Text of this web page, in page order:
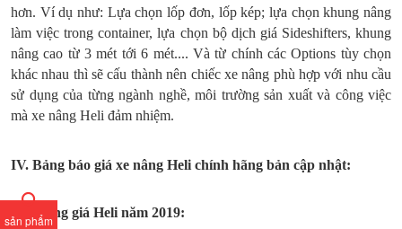
sản phẩm
hơn. Ví dụ như: Lựa chọn lốp đơn, lốp kép; lựa chọn khung nâng
làm việc trong container, lựa chọn bộ dịch giá Sideshifters, khung
nâng cao từ 3 mét tới 6 mét.... Và từ chính các Options tùy chọn
khác nhau thì sẽ cấu thành nên chiếc xe nâng phù hợp với nhu cầu
sử dụng của từng ngành nghề, môi trường sản xuất và công việc
mà xe nâng Heli đảm nhiệm.
IV. Bảng báo giá xe nâng Heli chính hãng bản cập nhật:
4.1, Bảng giá Heli năm 2019: